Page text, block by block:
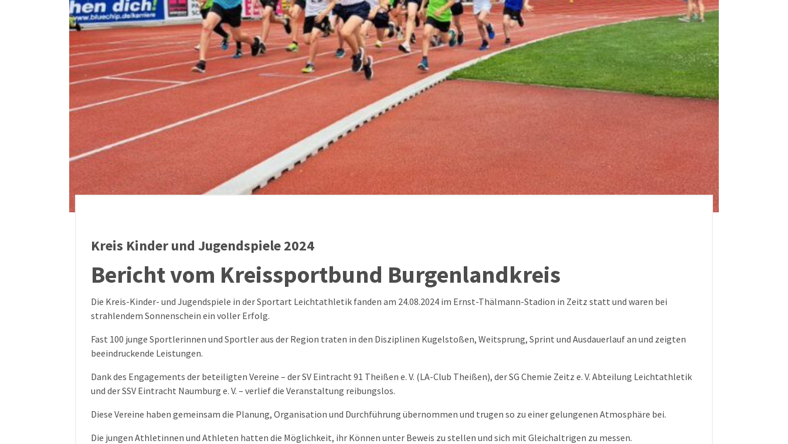
Kreis Kinder und Jugendspiele 2024
Bericht vom Kreissportbund Burgenlandkreis
Die Kreis-Kinder- und Jugendspiele in der Sportart Leichtathletik fanden am 24.08.2024 im Ernst-Thälmann-Stadion in Zeitz statt und waren bei
strahlendem Sonnenschein ein voller Erfolg.
Fast 100 junge Sportlerinnen und Sportler aus der Region traten in den Disziplinen Kugelstoßen, Weitsprung, Sprint und Ausdauerlauf an und zeigten
beeindruckende Leistungen.
Dank des Engagements der beteiligten Vereine – der SV Eintracht 91 Theißen e. V. (LA-Club Theißen), der SG Chemie Zeitz e. V. Abteilung Leichtathletik
und der SSV Eintracht Naumburg e. V. – verlief die Veranstaltung reibungslos.
Diese Vereine haben gemeinsam die Planung, Organisation und Durchführung übernommen und trugen so zu einer gelungenen Atmosphäre bei.
Die jungen Athletinnen und Athleten hatten die Möglichkeit, ihr Können unter Beweis zu stellen und sich mit Gleichaltrigen zu messen.